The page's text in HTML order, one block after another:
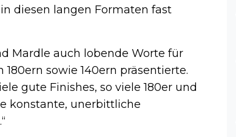
diesen langen Formaten fast
Mardle auch lobende Worte für
sowie 140ern präsentierte.
gute Finishes, so viele 180er und
konstante, unerbittliche